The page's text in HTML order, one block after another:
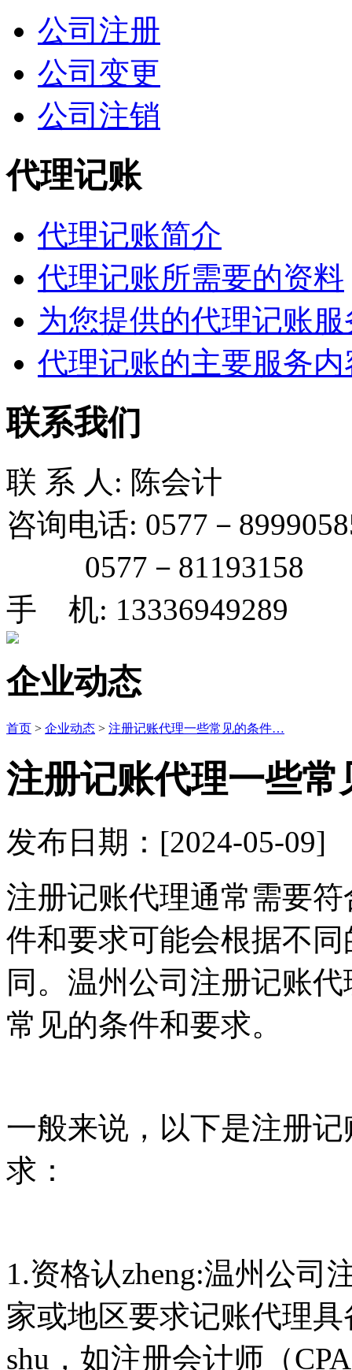
公司注册
公司变更
公司注销
代理记账
代理记账简介
代理记账所需要的资料
为您提供的代理记账
代理记账的主要服务内
联系我们
联 系 人: 陈会计
咨询电话: 0577－
0577－81193158
手 机: 13336949289
企业动态
首页 > 企业动态 > 注册记账代理一些常见的条件…
注册记账代理一些
发布日期：[2024-05-
注册记账代理通常需要
件和要求可能会根据不
同。温州公司注册记账
常见的条件和要求。
一般来说，以下是注册
求：
1.资格认zheng:温州公司
家或地区要求记账代理
shu，如注册会计师（